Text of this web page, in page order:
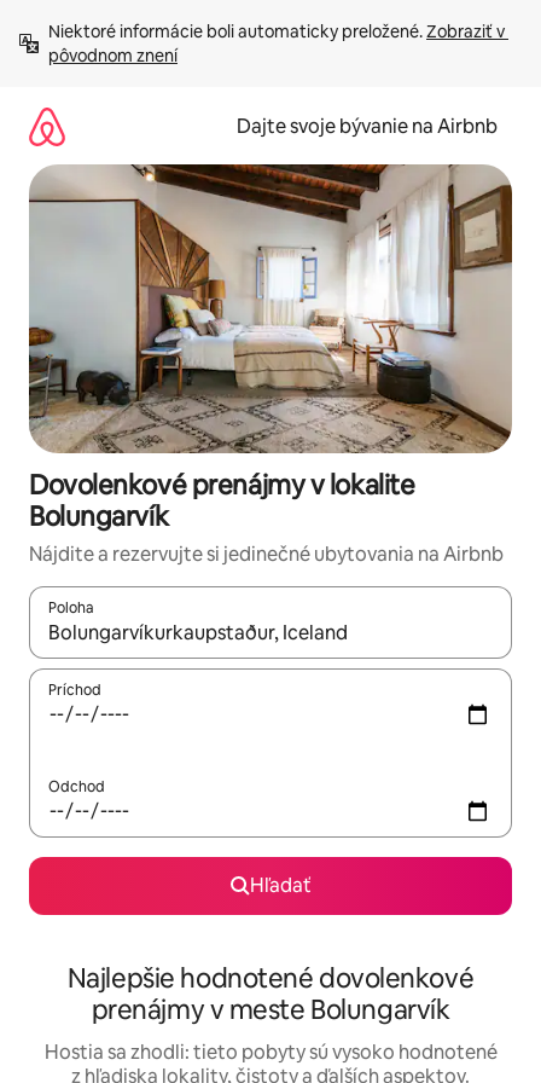
obsah.
Niektoré informácie boli automaticky preložené. Zobraziť v
pôvodnom znení
Dajte svoje bývanie na Airbnb
Dovolenkové prenájmy v lokalite
Bolungarvík
Nájdite a rezervujte si jedinečné ubytovania na Airbnb
Poloha
Keď budú výsledky k dispozícii, môžete si ich prechádzať
Príchod
Odchod
Hľadať
Najlepšie hodnotené dovolenkové
prenájmy v meste Bolungarvík
Hostia sa zhodli: tieto pobyty sú vysoko hodnotené
z hľadiska lokality, čistoty a ďalších aspektov.